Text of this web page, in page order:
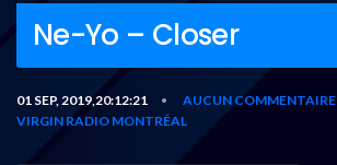
Ne-Yo – Closer
01 SEP, 2019,20:12:21 • AUCUN COMMENTAIRE
VIRGIN RADIO MONTRÉAL